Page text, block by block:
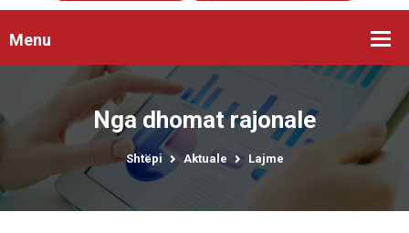
Menu
Nga dhomat rajonale
Shtëpi Aktuale Lajme